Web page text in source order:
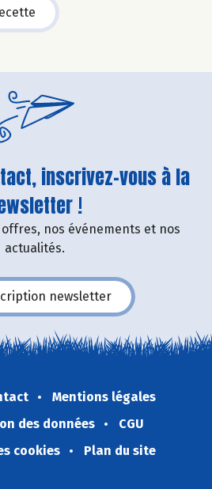
inscrivez-vous à la
!
nos événements et nos
actualités.
newsletter
Mentions légales
des données
CGU
cookies
Plan du site